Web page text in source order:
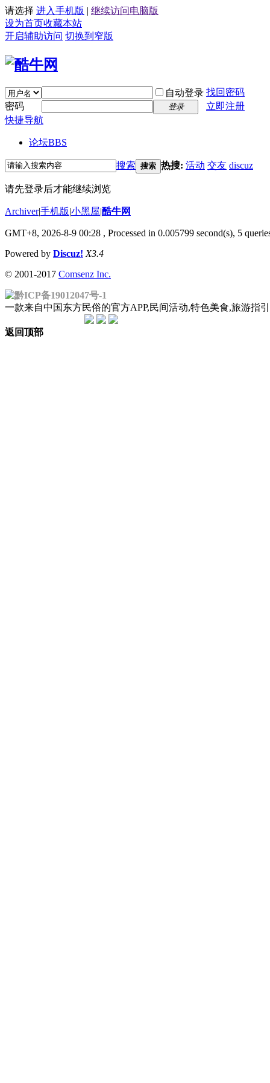
请选择 进入手机版 | 继续访问电脑版
设为首页收藏本站
开启辅助访问 切换到窄版
自动登录 找回密码
密码
登录
立即注册
快捷导航
论坛BBS
搜索 搜索 热搜: 活动 交友 discuz
请先登录后才能继续浏览
Archiver|手机版|小黑屋|酷牛网
GMT+8, 2026-8-9 00:28 , Processed in 0.005799 second(s), 5
Powered by Discuz! X3.4
© 2001-2017 Comsenz Inc.
黔ICP备19012047号-1
一款来自中国东方民俗的官方APP,民间活动,特色美食,旅游
返回顶部